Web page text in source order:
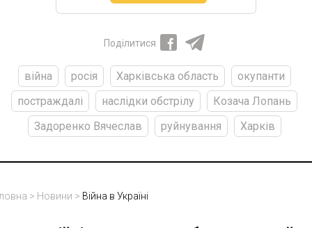
Поділитися
війна росія Харківська область
окупанти
постраждалі
наслідки обстрілу
Козача Лопань
Задоренко Вячеслав
руйнування Харків
> Новини > Війна в Україні